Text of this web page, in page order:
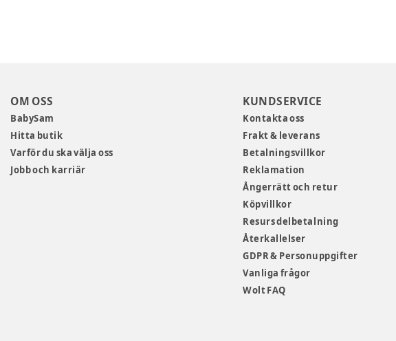
OM OSS
BabySam
Hitta butik
Varför du ska välja oss
Jobb och karriär
KUNDSERVICE
Kontakta oss
Frakt & leverans
Betalningsvillkor
Reklamation
Ångerrätt och retur
Köpvillkor
Resurs delbetalning
Återkallelser
GDPR & Personuppgifter
Vanliga frågor
Wolt FAQ